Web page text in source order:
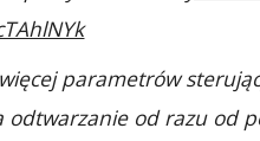
parametrów
odtwarzanie od razu od